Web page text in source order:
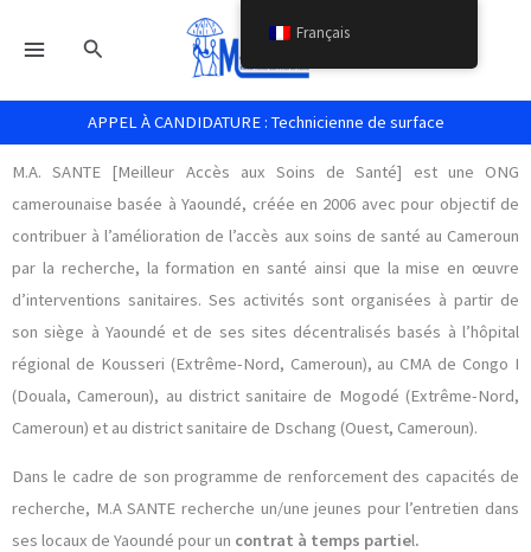
Rechercher
APPEL À CANDIDATURE : Technicienne de surface
M.A. SANTE [Meilleur Accès aux Soins de Santé] est une ONG
camerounaise basée à Yaoundé, créée en 2006 avec pour objectif de
contribuer à l’amélioration de l’accès aux soins de santé au Cameroun
par la recherche, la formation en santé ainsi que la mise en œuvre
d’interventions sanitaires. Ses activités sont organisées à partir de
son siège à Yaoundé et de ses sites décentralisés basés à l’hôpital
régional de Kousseri (Extrême-Nord, Cameroun), au CMA de Congo I
(Douala, Cameroun), au district sanitaire de Mogodé (Extrême-Nord,
Cameroun) et au district sanitaire de Dschang (Ouest, Cameroun).
Dans le cadre de son programme de renforcement des capacités de
recherche, M.A SANTE recherche un/une jeunes pour l’entretien dans
ses locaux de Yaoundé pour un contrat à temps partiel.
Français